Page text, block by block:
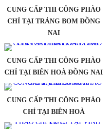
CUNG CẤP THI CÔNG PHÀO
CHỈ TẠI TRẢNG BOM ĐỒNG
NAI
CUNG CẤP THI CÔNG PHÀO
CHỈ TẠI BIÊN HOÀ ĐỒNG NAI
CUNG CẤP THI CÔNG PHÀO
CHỈ TẠI BIÊN HOÀ